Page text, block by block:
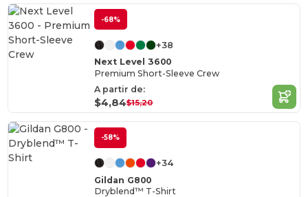
-68%
+38
Next Level 3600
Premium Short-Sleeve Crew
A partir de:
$4,84$15,20
-58%
+34
Gildan G800
Dryblend™ T-Shirt